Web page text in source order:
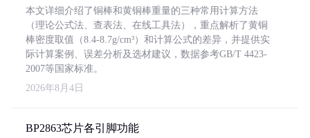
本文详细介绍了铜棒和黄铜棒重量的三种常用计算方法
（理论公式法、查表法、在线工具法），重点解析了黄铜
棒密度取值（8.4-8.7g/cm³）和计算公式的差异，并提供实
际计算案例、误差分析及选材建议，数据参考GB/T 4423-
2007等国家标准。
2026年8月4日
BP2863芯片各引脚功能